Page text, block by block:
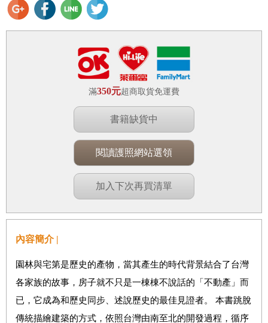
滿350元超商取貨免運費
書籍缺貨中
閱讀護照網站選領
加入下次再買清單
內容簡介 |
園林與宅第是歷史的產物，當其產生的時代背景結合了台灣
各家族的故事，房子就不只是一棟棟不說話的「不動產」而
已，它成為和歷史同步、述說歷史的最佳見證者。 本書跳脫
傳統描繪建築的方式，依照台灣由南至北的開發過程，循序